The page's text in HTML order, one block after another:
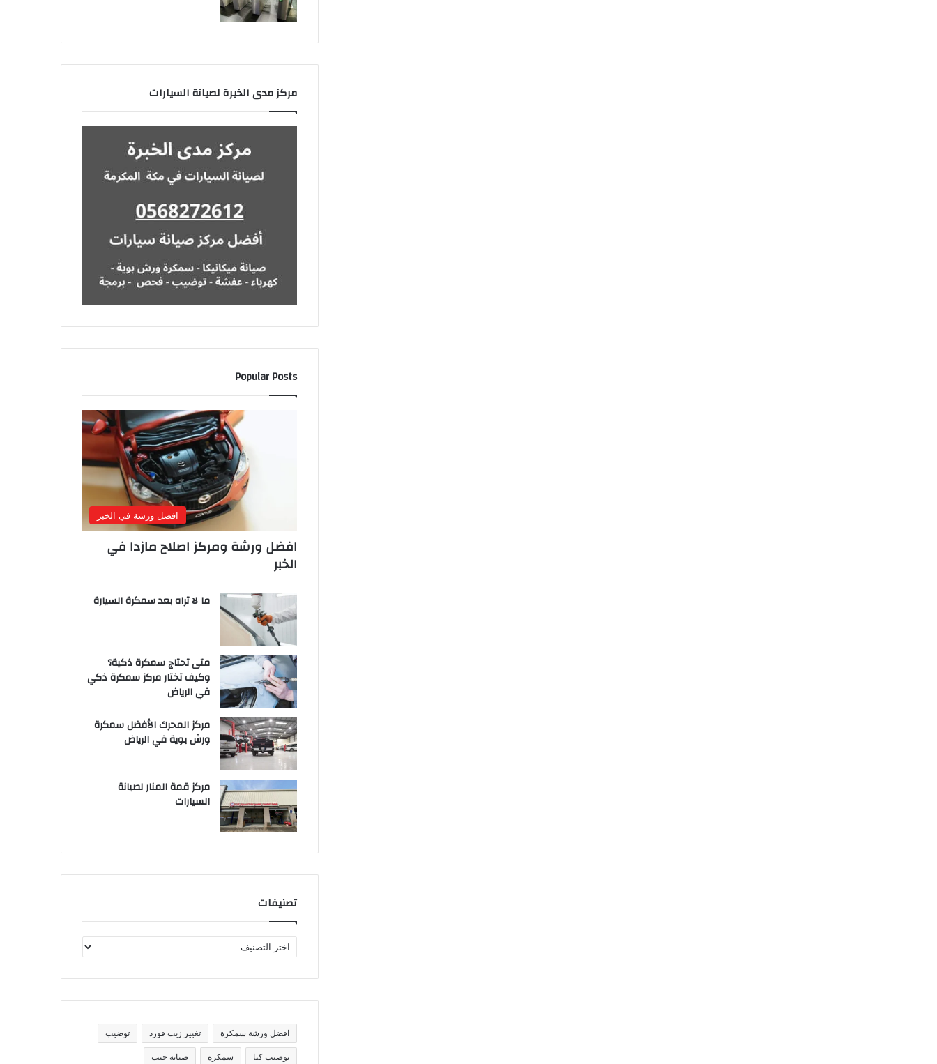
مركز مدى الخبرة لصيانة السيارات
Popular Posts
افضل ورشة في الخبر
افضل ورشة ومركز اصلاح مازدا في
الخبر
ما لا تراه بعد سمكرة السيارة
متى تحتاج سمكرة ذكية؟
وكيف تختار مركز سمكرة ذكي
في الرياض
مركز المحرك الأفضل سمكرة
ورش بوية في الرياض
مركز قمة المنار لصيانة
السيارات
تصنيفات
ص
ف
تافضل ورشة سمكرة تغيير زيت فورد توضيب
توضيب كيا سمكرة صيانة جيب